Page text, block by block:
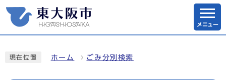
メニュー
現在位置 ホーム ごみ分別検索